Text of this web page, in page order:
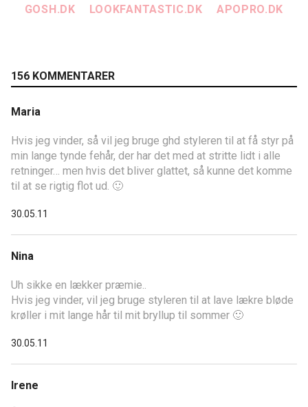
GOSH.DK
LOOKFANTASTIC.DK APOPRO.DK
156 KOMMENTARER
Maria
Hvis jeg vinder, så vil jeg bruge ghd styleren til at få styr på
min lange tynde fehår, der har det med at stritte lidt i alle
retninger… men hvis det bliver glattet, så kunne det komme
til at se rigtig flot ud. 🙂
30.05.11
Nina
Uh sikke en lækker præmie..
Hvis jeg vinder, vil jeg bruge styleren til at lave lækre bløde
krøller i mit lange hår til mit bryllup til sommer 🙂
30.05.11
Irene